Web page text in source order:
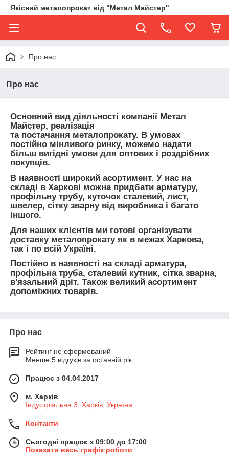
Якісний металопрокат від "Метал Майстер"
Про нас
Про нас
Основний вид діяльності компанії Метал
Майстер, реалізація
та постачання металопрокату. В умовах
постійно мінливого ринку, можемо надати
більш вигідні умови для оптових і роздрібних
покупців.
В наявності широкий асортимент. У нас на
складі в Харкові можна придбати арматуру,
профільну трубу, куточок сталевий, лист,
швелер, сітку зварну від виробника і багато
іншого.
Для наших клієнтів ми готові організувати
доставку металопрокату як в межах Харкова,
так і по всій Україні.
Постійно в наявності на складі арматура,
профільна труба, сталевий кутник, сітка зварна,
в'язальний дріт. Також великий асортимент
допоміжних товарів.
Про нас
Рейтинг не сформований
Менше 5 відгуків за останній рік
Працює з 04.04.2017
м. Харків
Індустріальна 3, Харків, Україна
Контакти
Сьогодні працює з 09:00 до 17:00
Показати весь графік роботи